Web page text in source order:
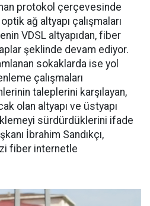
protokol çerçevesinde
ağ altyapı çalışmaları
VDSL altyapıdan, fiber
şeklinde devam ediyor.
sokaklarda ise yol
çalışmaları
taleplerini karşılayan,
olan altyapı ve üstyapı
sürdürdüklerini ifade
İbrahim Sandıkçı,
fiber internetle